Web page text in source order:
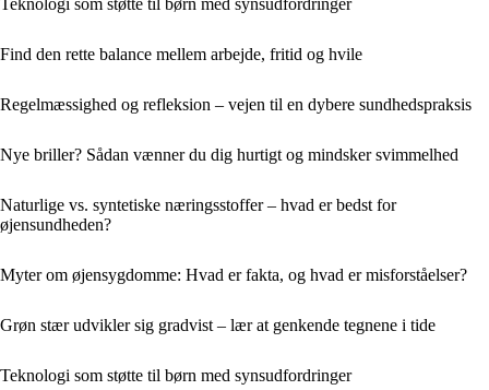
Teknologi som støtte til børn med synsudfordringer
Find den rette balance mellem arbejde, fritid og hvile
Regelmæssighed og refleksion – vejen til en dybere sundhedspraksis
Nye briller? Sådan vænner du dig hurtigt og mindsker svimmelhed
Naturlige vs. syntetiske næringsstoffer – hvad er bedst for
øjensundheden?
Myter om øjensygdomme: Hvad er fakta, og hvad er misforståelser?
Grøn stær udvikler sig gradvist – lær at genkende tegnene i tide
Teknologi som støtte til børn med synsudfordringer